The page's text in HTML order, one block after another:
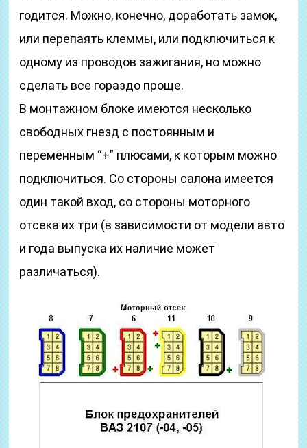
годится. Можно, конечно, доработать замок,
или перепаять клеммы, или подключиться к
одному из проводов зажигания, но можно
сделать все гораздо проще.
В монтажном блоке имеются несколько
свободных гнезд с постоянным и
переменным “+” плюсами, к которым можно
подключиться. Со стороны салона имеется
один такой вход, со стороны моторного
отсека их три (в зависимости от модели авто
и года выпуска их наличие может
различаться).